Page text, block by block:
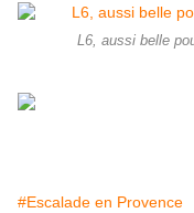
L6, aussi belle
#Escalade en Provence